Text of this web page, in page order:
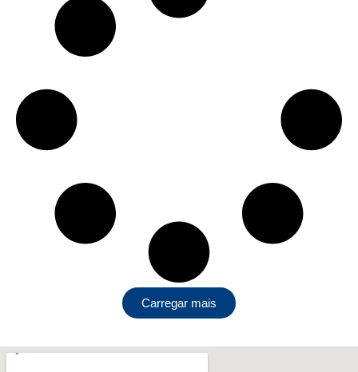
Carregar mais